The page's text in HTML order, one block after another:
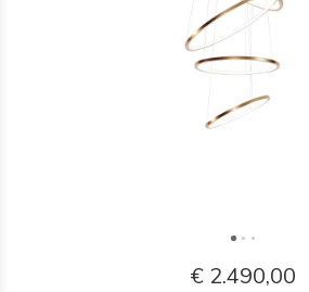
€ 2.490,00